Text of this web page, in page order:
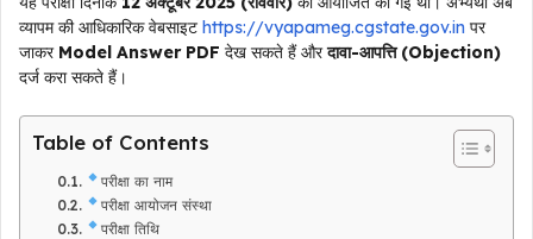
व्यापम की आधिकारिक वेबसाइट https://vyapameg.cgstate.gov.in पर
जाकर Model Answer PDF देख सकते हैं औरदावा-आपत्ति (Objection)
दर्ज करा सकते हैं।
Table of Contents
परीक्षा का नाम
परीक्षा आयोजन संस्था
परीक्षा तिथि